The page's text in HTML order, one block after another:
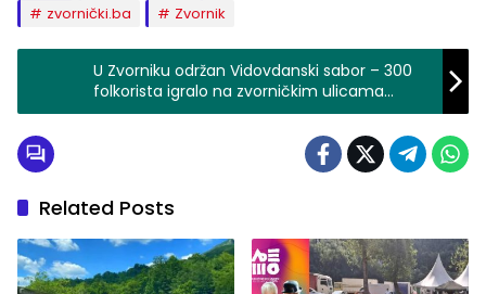
zvornički.ba
Zvornik
U Zvorniku održan Vidovdanski sabor – 300
folkorista igralo na zvorničkim ulicama
(FOTO+VIDEO)
Related Posts